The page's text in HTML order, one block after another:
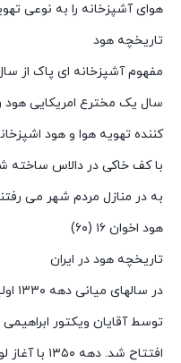
هوای آشپزخانه را به نوعی
تاریخچه هود
کننده تهویه هوا و هود
با کف خاکی در دالاس ساخته
به در منازل مردم شهر می
هود اخوان ۱۶ (۶۰)
تاریخچه هود در ایران
در
توسط آقایان ویکتور
افتتاح شد.